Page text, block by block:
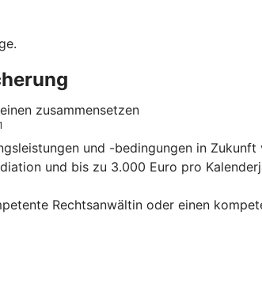
zusammensetzen
und -bedingungen in
und bis zu 3.000 Euro pro
Rechtsanwältin oder einen